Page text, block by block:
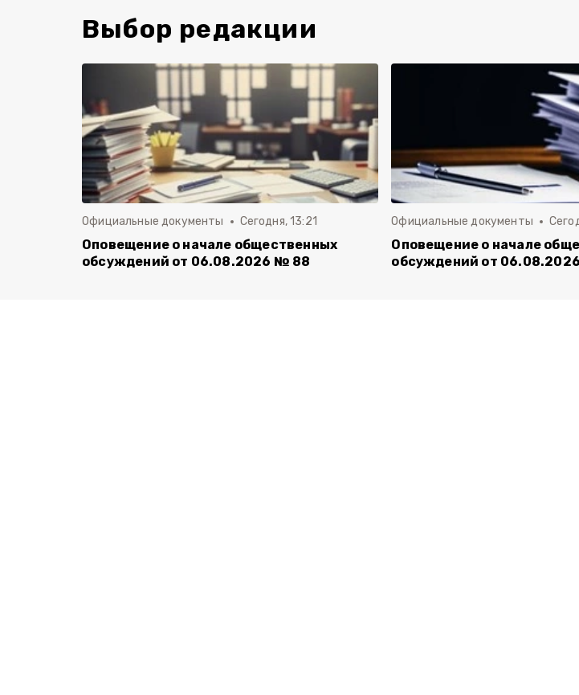
Выбор редакции
Официальные документы Сегодня, 13:21
Оповещение о начале общественных
обсуждений от 06.08.2026 № 88
Официальные документы
Оповещение о начале
обсуждений от